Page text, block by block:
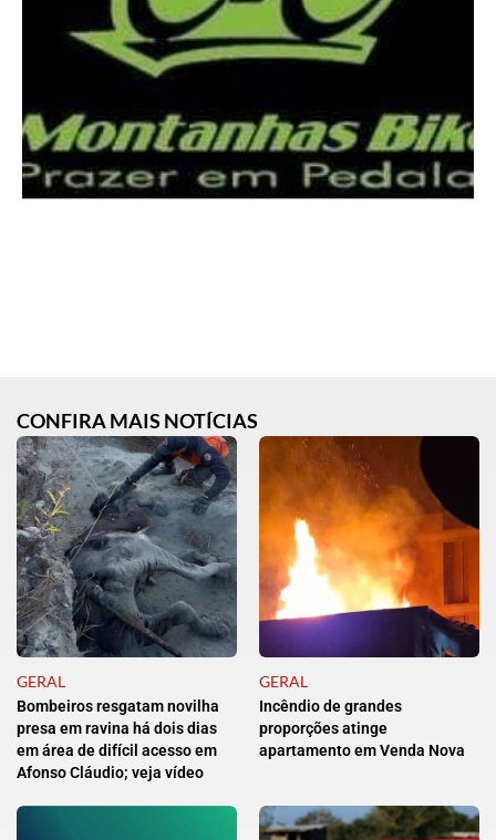
CONFIRA MAIS NOTÍCIAS
GERAL
Bombeiros resgatam novilha
presa em ravina há dois dias
em área de difícil acesso em
Afonso Cláudio; veja vídeo
GERAL
Incêndio de grandes
proporções atinge
apartamento em Venda Nova